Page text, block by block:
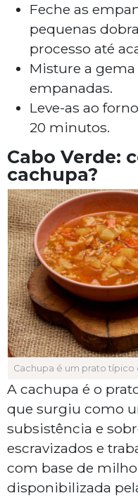
Feche as
pequenas
processo até
Misture a
empanadas.
Leve-as ao
20 minutos.
Cabo Verde:
cachupa?
Cachupa é um prato típico
A cachupa é o
que surgiu como
subsistência e
escravizados e
com base de milho
disponibilizada